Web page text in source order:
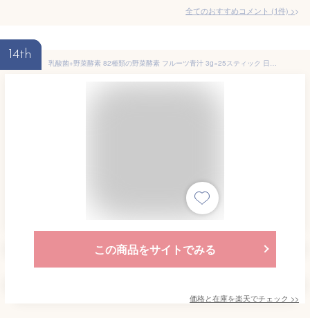
全てのおすすめコメント (1件) >
14th
乳酸菌+野菜酵素 82種類の野菜酵素 フルーツ青汁 3g×25スティック 日本製 健康補助食品 ダイエット 健康 漢方 青汁 サプリ 酵素 粉末 野菜 ジュース 食物繊維 ポイント消化 飲みやすい 植物性乳酸菌
この商品をサイトでみる
価格と在庫を楽天でチェック >>